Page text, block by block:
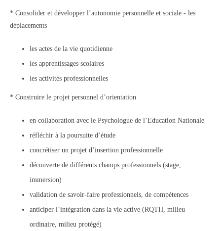
* Consolider et développer l’autonomie personnelle et sociale - les
déplacements
les actes de la vie quotidienne
les apprentissages scolaires
les activités professionnelles
* Construire le projet personnel d’orientation
en collaboration avec le Psychologue de l’Education Nationale
réfléchir à la poursuite d’étude
concrétiser un projet d’insertion professionnelle
découverte de différents champs professionnels (stage,
immersion)
validation de savoir-faire professionnels, de compétences
anticiper l’intégration dans la vie active (RQTH, milieu
ordinaire, milieu protégé)